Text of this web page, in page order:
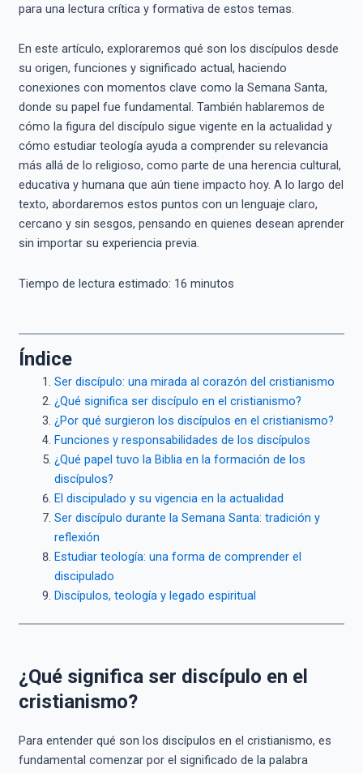
para una lectura crítica y formativa de estos temas.
En este artículo, exploraremos qué son los discípulos desde
su origen, funciones y significado actual, haciendo
conexiones con momentos clave como la Semana Santa,
donde su papel fue fundamental. También hablaremos de
cómo la figura del discípulo sigue vigente en la actualidad y
cómo estudiar teología ayuda a comprender su relevancia
más allá de lo religioso, como parte de una herencia cultural,
educativa y humana que aún tiene impacto hoy. A lo largo del
texto, abordaremos estos puntos con un lenguaje claro,
cercano y sin sesgos, pensando en quienes desean aprender
sin importar su experiencia previa.
Tiempo de lectura estimado: 16 minutos
Índice
Ser discípulo: una mirada al corazón del cristianismo
¿Qué significa ser discípulo en el cristianismo?
¿Por qué surgieron los discípulos en el cristianismo?
Funciones y responsabilidades de los discípulos
¿Qué papel tuvo la Biblia en la formación de los
discípulos?
El discipulado y su vigencia en la actualidad
Ser discípulo durante la Semana Santa: tradición y
reflexión
Estudiar teología: una forma de comprender el
discipulado
Discípulos, teología y legado espiritual
¿Qué significa ser discípulo en el
cristianismo?
Para entender qué son los discípulos en el cristianismo, es
fundamental comenzar por el significado de la palabra